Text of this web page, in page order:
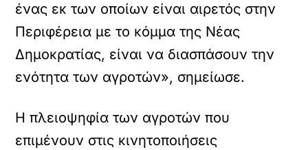
ένας εκ των οποίων είναι αιρετός στην
Περιφέρεια με το κόμμα της Νέας
Δημοκρατίας, είναι να διασπάσουν την
ενότητα των αγροτών», σημείωσε.
Η πλειοψηφία των αγροτών που
επιμένουν στις κινητοποιήσεις